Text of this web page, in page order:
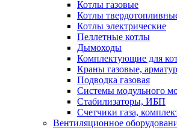
Котлы газовые
Котлы
Котлы электрические
Пеллетные котлы
Дымоходы
Комплектующие для
Краны газовые,
Подводка газовая
Системы модульного
Стабилизаторы, ИБП
Счетчики газа,
Вентиляционное